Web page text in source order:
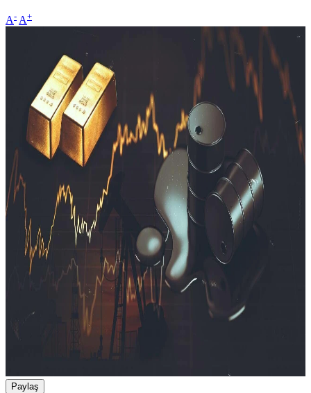
A- A+
Paylaş